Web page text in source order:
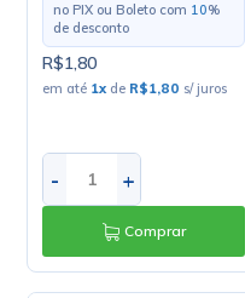
no PIX ou Boleto com 10%
de desconto
R$1,80
em até 1x de R$1,80 s/ juros
- +
Comprar